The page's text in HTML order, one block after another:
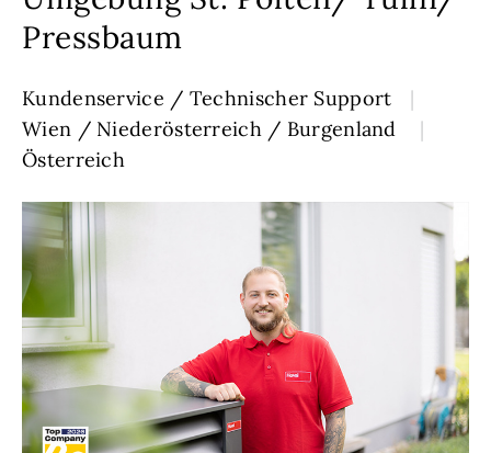
Pressbaum
Kundenservice / Technischer Support
Wien / Niederösterreich / Burgenland
Österreich